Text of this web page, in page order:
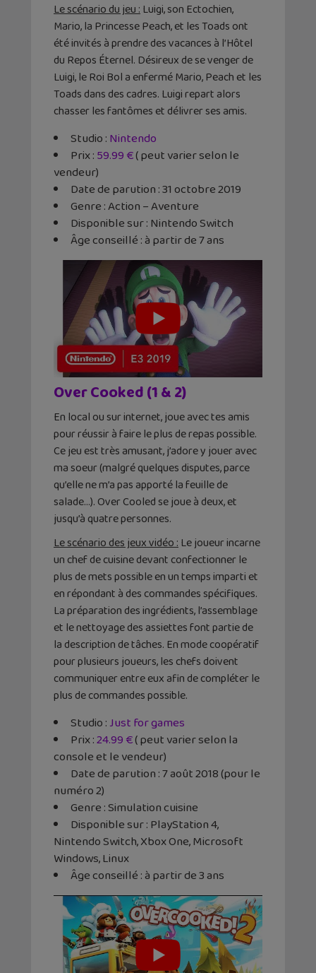
Le scénario du jeu :Luigi, son Ectochien,
Mario, la Princesse Peach, et les Toads ont
été invités à prendre des vacances à l’Hôtel
du Repos Éternel. Désireux de se venger de
Luigi, le Roi Bol a enfermé Mario, Peach et les
Toads dans des cadres. Luigi repart alors
chasser les fantômes et délivrer ses amis.
Studio :Nintendo
Prix :59.99 €( peut varier selon le
vendeur)
Date de parution : 31 octobre 2019
Genre : Action – Aventure
Disponible sur : Nintendo Switch
Âge conseillé : à partir de 7 ans
Over Cooked (1 & 2)
En local ou sur internet, joue avec tes amis
pour réussir à faire le plus de repas possible.
Ce jeu est très amusant, j’adore y jouer avec
ma soeur (malgré quelques disputes, parce
qu’elle ne m’a pas apporté la feuille de
salade…). Over Cooled se joue à deux, et
jusqu’à quatre personnes.
Le scénario des jeux vidéo :Le joueur incarne
un chef de cuisine devant confectionner le
plus de mets possible en un temps imparti et
en répondant à des commandes spécifiques.
La préparation des ingrédients, l’assemblage
et le nettoyage des assiettes font partie de
la description de tâches. En mode coopératif
pour plusieurs joueurs, les chefs doivent
communiquer entre eux afin de compléter le
plus de commandes possible.
Studio :Just for games
Prix :24.99 €( peut varier selon la
console et le vendeur)
Date de parution : 7 août 2018 (pour le
numéro 2)
Genre : Simulation cuisine
Disponible sur : PlayStation 4,
Nintendo Switch, Xbox One, Microsoft
Windows, Linux
Âge conseillé : à partir de 3 ans